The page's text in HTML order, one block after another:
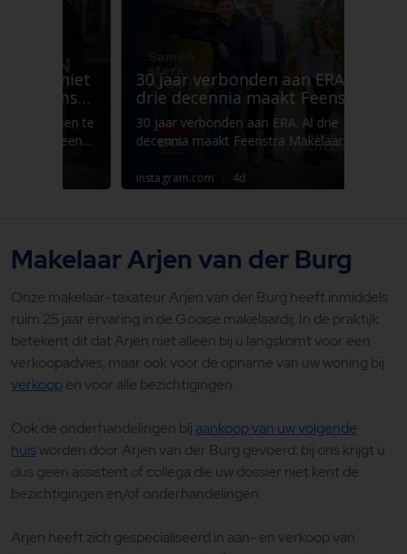
Makelaar Arjen van der Burg
Onze makelaar-taxateur Arjen van der Burg heeft inmiddels
ruim 25 jaar ervaring in de Gooise makelaardij. In de praktijk
betekent dit dat Arjen niet alleen bij u langskomt voor een
verkoopadvies, maar ook voor de opname van uw woning bij
verkoopen voor alle bezichtigingen.
Ook de onderhandelingen bij aankoop van uw volgende
huisworden door Arjen van der Burg gevoerd: bij ons krijgt u
dus geen assistent of collega die uw dossier niet kent de
bezichtigingen en/of onderhandelingen.
Arjen heeft zich gespecialiseerd in aan- en verkoop van